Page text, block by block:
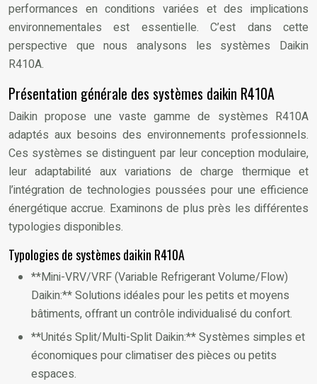
performances en conditions variées et des implications
environnementales est essentielle. C’est dans cette
perspective que nous analysons les systèmes Daikin
R410A.
Présentation générale des systèmes daikin R410A
Daikin propose une vaste gamme de systèmes R410A
adaptés aux besoins des environnements professionnels.
Ces systèmes se distinguent par leur conception modulaire,
leur adaptabilité aux variations de charge thermique et
l’intégration de technologies poussées pour une efficience
énergétique accrue. Examinons de plus près les différentes
typologies disponibles.
Typologies de systèmes daikin R410A
**Mini-VRV/VRF (Variable Refrigerant Volume/Flow)
Daikin:** Solutions idéales pour les petits et moyens
bâtiments, offrant un contrôle individualisé du confort.
**Unités Split/Multi-Split Daikin:** Systèmes simples et
économiques pour climatiser des pièces ou petits
espaces.